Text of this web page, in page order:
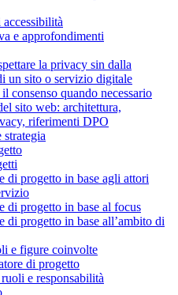
e approfondimenti
la privacy sin dalla
un sito o servizio digitale
consenso quando necessario
sito web: architettura,
riferimenti DPO
di progetto in base agli attori
di progetto in base al focus
di progetto in base all’ambito di
e figure coinvolte
di progetto
e responsabilità